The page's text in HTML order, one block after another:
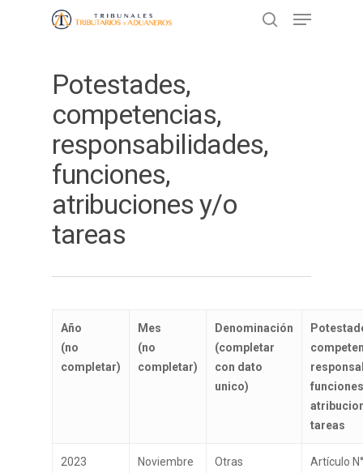
Presione ENTER para buscar o ESC
para cerrar
Potestades,
competencias,
responsabilidades,
funciones,
atribuciones y/o
tareas
Año
(no
completar)
Mes
(no
completar)
Denominación
(completar
con dato
unico)
funciones
tareas
2023 Noviembre
Otras
Artículo